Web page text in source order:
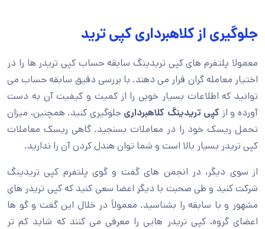
جلوگیری از کلاهبرداری کپی ترید
معمولا پلتفرم های کپی تریدینگ سابقه حساب کپی تریدر ها را در
اختیار معامله گران قرار می دهند. با بررسی دقیق سابقه حساب می
توانید که اطلاعات بسیار خوبی را از کمیت و کیفیت آن به دست
آورده و از کپی تریدینگ کلاهبرداری جلوگیری کنید. همچنین، میزان
تحمل ریسک خود را در معاملات بسنجید. گاهی ریسک معاملات
کپی تریدر بسیار بالا است و شما توان هندل کردن آن را ندارید.
از سوی دیگر، در انجمن های گفت و گوی پلتفرم کپی تریدینگ
شرکت کنید و طی صحبت با دیگر اعضا سعی کنید که کپی تریدر های
مشهور و با سابقه را بشناسید. معمولاً در خلال این گفت و گو ها
اعضای گروه، کپی تریدر هایی را معرفی می کنند که شاید کم تر